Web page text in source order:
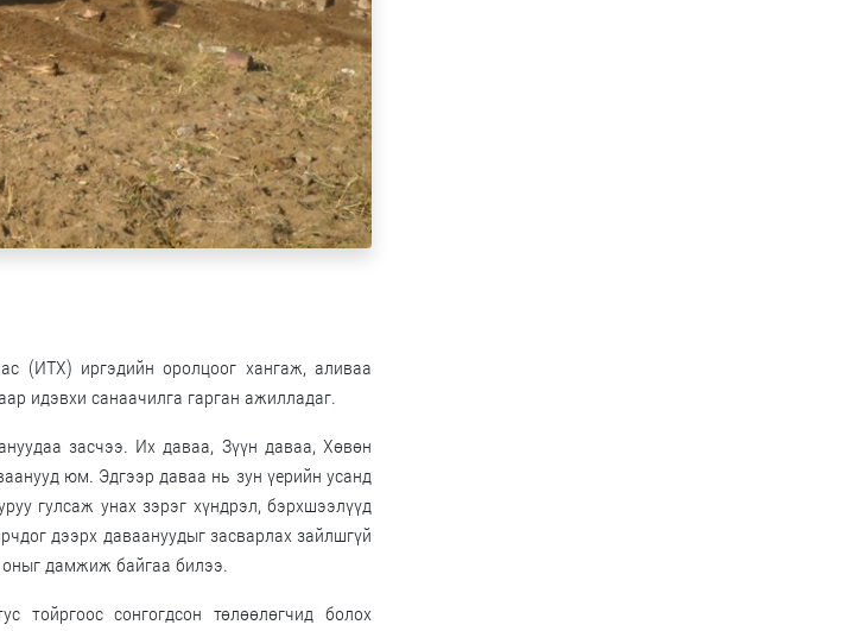
(ИТХ) иргэдийн оролцоог хангаж, аливаа
идэвхи санаачилга гарган ажилладаг.
засчээ. Их даваа, Зүүн даваа, Хөвөн
юм. Эдгээр даваа нь зун үерийн усанд
гулсаж унах зэрэг хүндрэл, бэрхшээлүүд
дээрх даваануудыг засварлах зайлшгүй
оныг дамжиж байгаа билээ.
сонгогдсон төлөөлөгчид болох